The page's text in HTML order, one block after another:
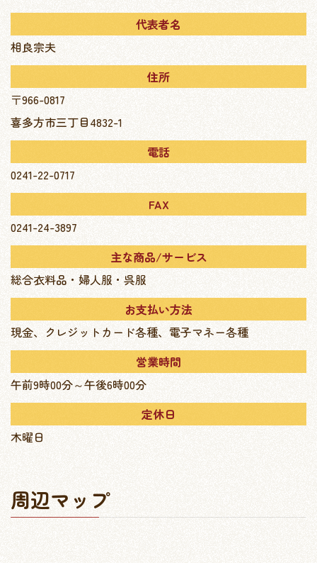
代表者名
相良宗夫
住所
〒966-0817
喜多方市三丁目4832-1
電話
0241-22-0717
FAX
0241-24-3897
主な商品/サービス
総合衣料品・婦人服・呉服
お支払い方法
現金、クレジットカード各種、電子マネー各種
営業時間
午前9時00分～午後6時00分
定休日
木曜日
周辺マップ